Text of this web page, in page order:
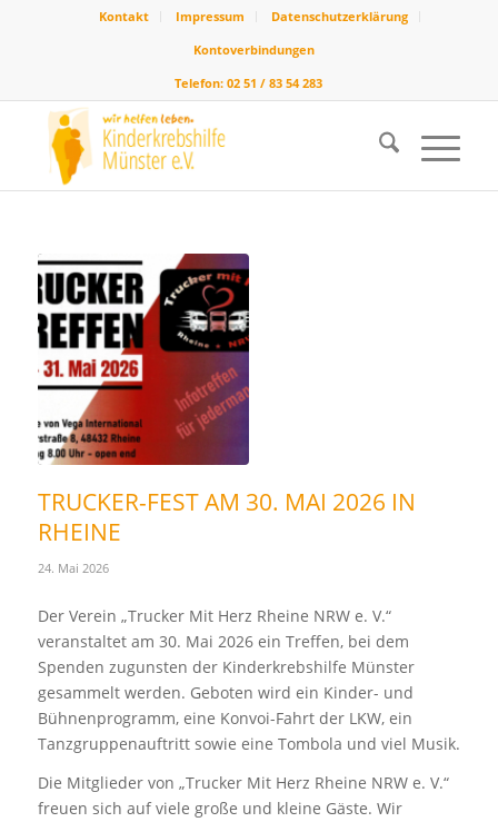
Kontakt Impressum
Datenschutzerklärung
Kontoverbindungen
Telefon: 02 51 / 83 54 283
TRUCKER-FEST AM 30. MAI 2026 IN
RHEINE
24. Mai 2026
Der Verein „Trucker Mit Herz Rheine NRW e. V.“
veranstaltet am 30. Mai 2026 ein Treffen, bei dem
Spenden zugunsten der Kinderkrebshilfe Münster
gesammelt werden. Geboten wird ein Kinder- und
Bühnenprogramm, eine Konvoi-Fahrt der LKW, ein
Tanzgruppenauftritt sowie eine Tombola und viel Musik.
Die Mitglieder von „Trucker Mit Herz Rheine NRW e. V.“
freuen sich auf viele große und kleine Gäste. Wir